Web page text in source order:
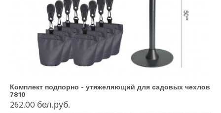
Комплект подпорно - утяжеляющий для садовых чехлов
7810
262.00 бел.руб.